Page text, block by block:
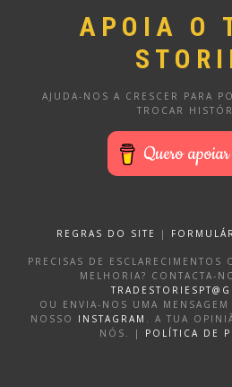
APOIA O
AJUDA-NOS A CRESCER PARA
TROCAR
REGRAS DO SITE |
PRECISAS DE ESCLARECIMENTOS
MELHORIA? CONTACTA-
OU ENVIA-NOS UMA MENSAGEM
NOSSO INSTAGRAM . A TUA
NÓS. |
POLÍTICA DE